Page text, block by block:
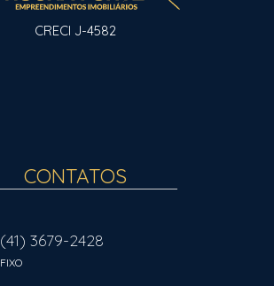
CRECI J-4582
CONTATOS
(41) 3679-2428
FIXO